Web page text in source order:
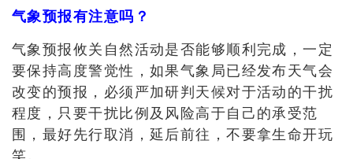
气象预报有注意吗？
气象预报攸关自然活动是否能够顺利完成 ，一定
要保持高度警觉性，如果气象局已经发布天气会
改变的预报，必须严加研判天候对于活动的干扰
程度，只要干扰比例及风险高于自己的承受范
围，最好先行取消，延后前往，不要拿生命开玩
笑。